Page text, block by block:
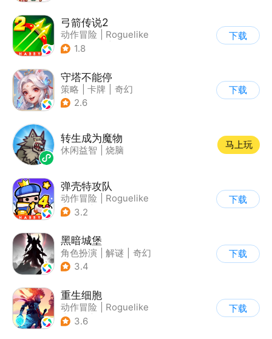
弓箭传说2
动作冒险
Roguelike
| 无双割草
1.8
下载
守塔不能停
策略 卡牌
奇幻
| 动漫
2.6
下载
转生成为魔物
休闲益智 烧脑
马上玩
弹壳特攻队
动作冒险
Roguelike
| 冒险
3.2
下载
黑暗城堡
角色扮演 解谜
奇幻
| 暗黑
3.4
下载
重生细胞
动作冒险
Roguelike
| 探险
3.6
下载